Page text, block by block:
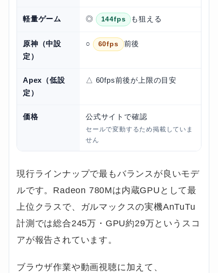
軽量ゲーム ◎ 144fps も狙える
原神（中設
定）
○ 60fps 前後
Apex（低設
定）
△ 60fps前後が上限の目安
価格 公式サイトで確認
セールで変動するため掲載していま
せん
現行ラインナップで最もバランスが良いモデ
ルです。Radeon 780Mは内蔵GPUとして最
上位クラスで、ガルマックスの実機AnTuTu
計測では総合245万・GPU約29万というスコ
アが報告されています。
ブラウザ作業や動画視聴に加えて、